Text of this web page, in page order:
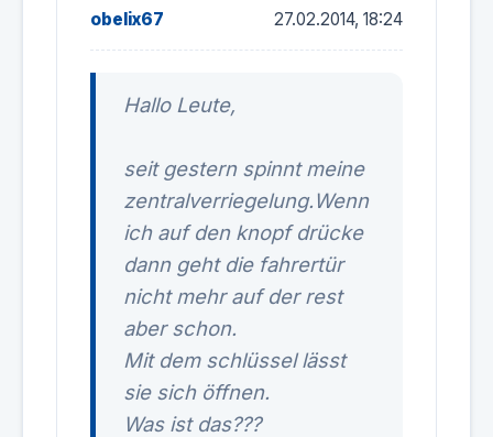
obelix67 27.02.2014, 18:24
Hallo Leute,
seit gestern spinnt meine
zentralverriegelung.Wenn
ich auf den knopf drücke
dann geht die fahrertür
nicht mehr auf der rest
aber schon.
Mit dem schlüssel lässt
sie sich öffnen.
Was ist das???